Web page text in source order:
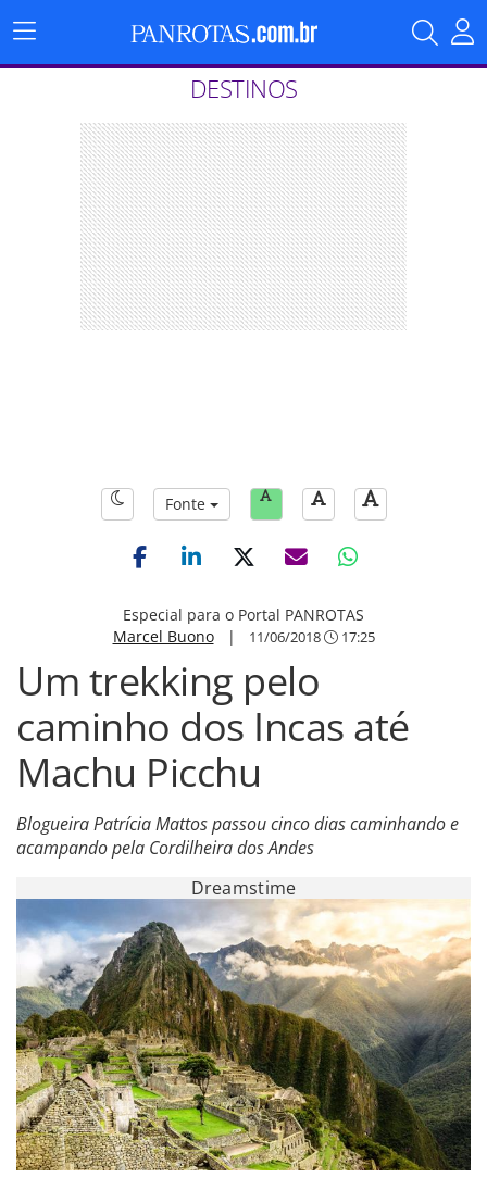
Menu
Principal
DESTINOS
Fonte
Especial para o Portal PANROTAS
Marcel Buono| 11/06/2018 17:25
Um trekking pelo
caminho dos Incas até
Machu Picchu
Blogueira Patrícia Mattos passou cinco dias caminhando e
acampando pela Cordilheira dos Andes
Dreamstime